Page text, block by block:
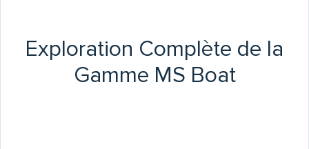
Exploration Complète de la
Gamme MS Boat